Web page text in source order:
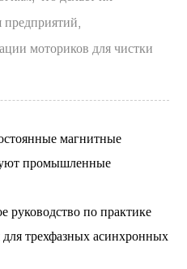
моториков для чистки
магнитные
промышленные
по практике
трехфазных асинхронных